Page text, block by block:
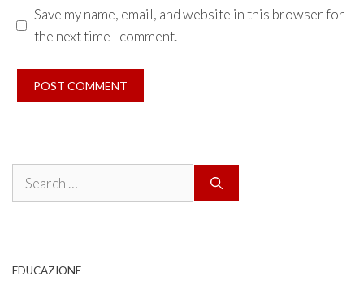
Save my name, email, and website in this browser for
the next time I comment.
Search
EDUCAZIONE